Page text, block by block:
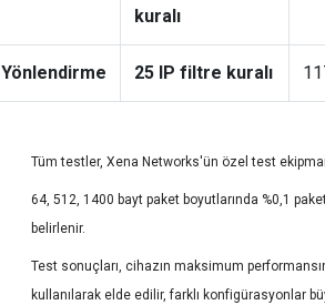
kuralı
Yönlendirme 25 IP filtre kuralı
Tüm testler, Xena Networks'ün özel test
64, 512, 1400 bayt paket boyutlarında %0,1
belirlenir.
Test sonuçları, cihazın maksimum
kullanılarak elde edilir, farklı konfigürasyonlar